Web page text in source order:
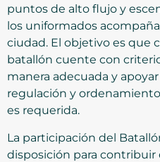
puntos de alto flujo y
los uniformados
ciudad. El objetivo es que
batallón cuente con
manera adecuada y
regulación y
es requerida.
La participación del
disposición para contribuir